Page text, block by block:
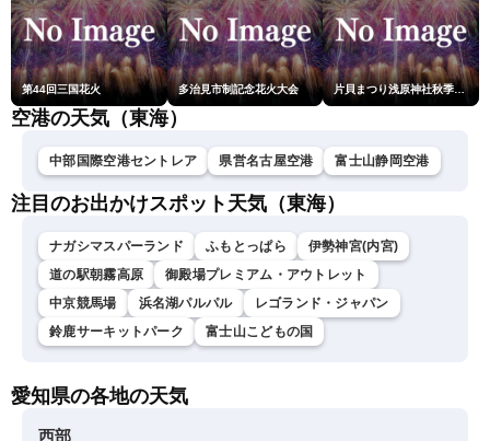
第44回三国花火 多治見市制記念花火大会 片貝まつり浅原神社秋季例大祭奉納大煙火
空港の天気（東海）
中部国際空港セントレア 県営名古屋空港 富士山静岡空港
注目のお出かけスポット天気（東海）
ナガシマスパーランド ふもとっぱら
伊勢神宮(内宮)
道の駅朝霧高原
御殿場プレミアム・アウトレット
中京競馬場
浜名湖パルパル
レゴランド・ジャパン
鈴鹿サーキットパーク
富士山こどもの国
愛知県の各地の天気
西部